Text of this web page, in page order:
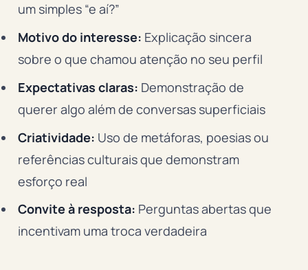
um simples “e aí?”
Motivo do interesse: Explicação sincera
sobre o que chamou atenção no seu perfil
Expectativas claras: Demonstração de
querer algo além de conversas superficiais
Criatividade: Uso de metáforas, poesias ou
referências culturais que demonstram
esforço real
Convite à resposta: Perguntas abertas que
incentivam uma troca verdadeira